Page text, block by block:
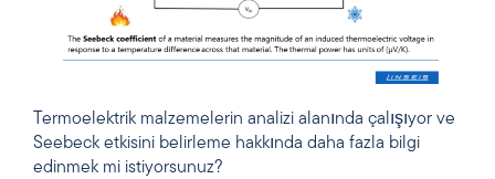
Termoelektrik malzemelerin analizi alanında çalışıyor ve
Seebeck etkisini belirleme hakkında daha fazla bilgi
edinmek mi istiyorsunuz?